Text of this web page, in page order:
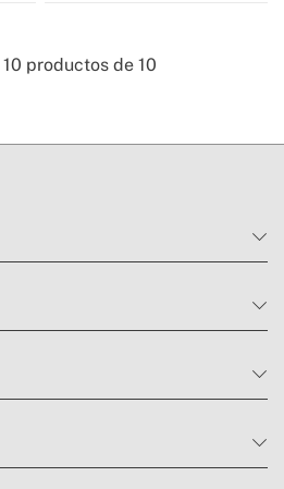
10 productos de 10